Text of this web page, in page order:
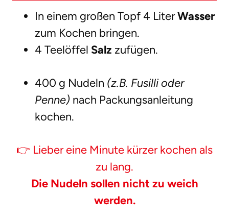
In einem großen Topf 4 LiterWasser
zum Kochen bringen.
4 Teelöffel Salz zufügen.
400 g Nudeln (z.B. Fusilli oder
Penne) nach Packungsanleitung
kochen.
👉 Lieber eine Minute kürzer kochen als
zu lang.
Die Nudeln sollen nicht zu weich
werden.